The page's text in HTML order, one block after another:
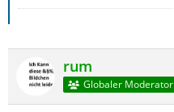
rum
Globaler Moderator